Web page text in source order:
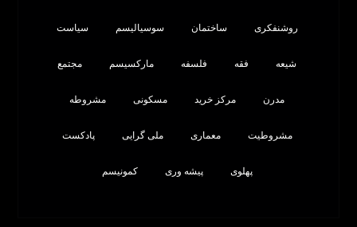
روشنفکری ساختمان سوسیالیسم سیاست
شیعه فقه فلسفه مارکسیسم مجتمع
مدرن مرکز خرید مسکونی مشروطه
مشروطیت معماری ملی گرایی پادکست
پهلوی پیشه وری کمونیسم